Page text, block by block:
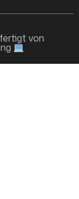
von